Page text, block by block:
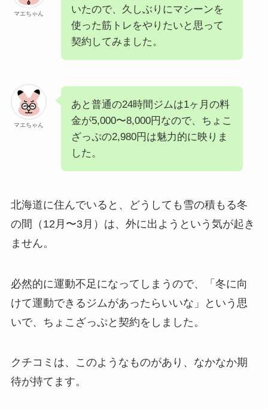
マエちゃん
いたので、久しぶりにマシーンを
使った筋トレをやりたいと思って
契約してみました。
マエちゃん
あと普通の24時間ジムは1ヶ月の料
金が5,000〜8,000円なので、ちょこ
ざっぷの2,980円は魅力的に映りま
した。
北海道に住んでいると、どうしても雪の積もる冬
の間（12月〜3月）は、外に出ようという気が起き
ません。
必然的に運動不足になってしまうので、「冬に向
けて運動できるジムがあったらいいな」という思
いで、ちょこざっぷと契約をしました。
クチコミは、このようなものがあり、なかなか期
待が持てます。